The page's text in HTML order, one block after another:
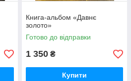
Книга-альбом «Давнє
золото»
Готово до відправки
1 350 ₴
Купити